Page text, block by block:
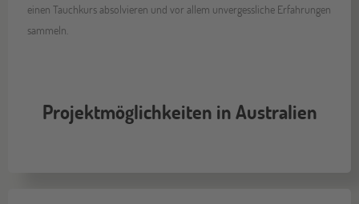
einen Tauchkurs absolvieren und vor allem unvergessliche Erfahrungen
sammeln.
Projektmöglichkeiten in Australien